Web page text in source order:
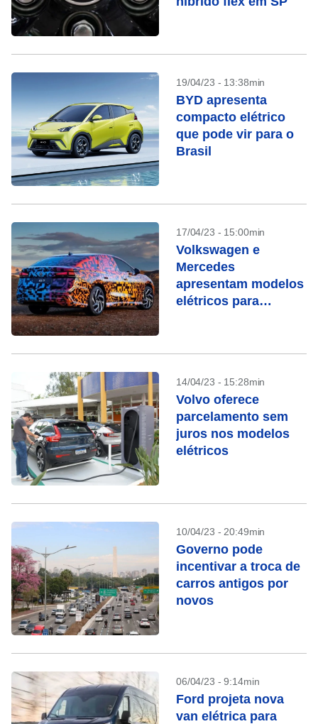
19/04/23 - 13:38min
BYD apresenta
compacto elétrico
que pode vir para o
Brasil
17/04/23 - 15:00min
Volkswagen e
Mercedes
apresentam modelos
elétricos para
14/04/23 - 15:28min
Volvo oferece
parcelamento sem
juros nos modelos
elétricos
10/04/23 - 20:49min
Governo pode
incentivar a troca de
carros antigos por
novos
06/04/23 - 9:14min
Ford projeta nova
van elétrica para